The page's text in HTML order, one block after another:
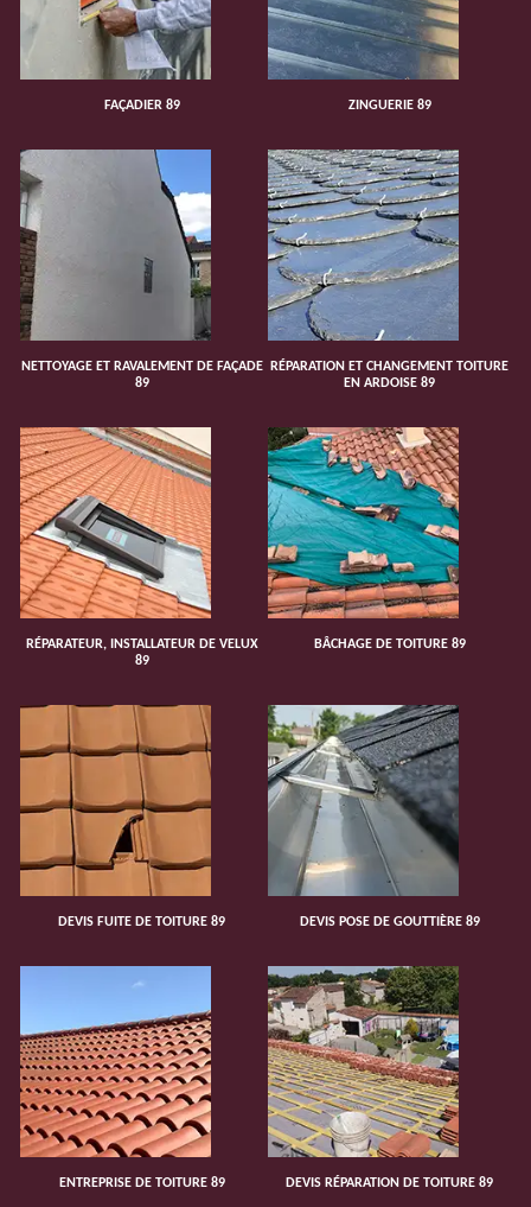
FAÇADIER 89 ZINGUERIE 89
NETTOYAGE ET RAVALEMENT DE FAÇADE
89
RÉPARATION ET CHANGEMENT TOITURE
EN ARDOISE 89
RÉPARATEUR, INSTALLATEUR DE VELUX
89
BÂCHAGE DE TOITURE 89
DEVIS FUITE DE TOITURE 89 DEVIS POSE DE GOUTTIÈRE 89
ENTREPRISE DE TOITURE 89 DEVIS RÉPARATION DE TOITURE 89